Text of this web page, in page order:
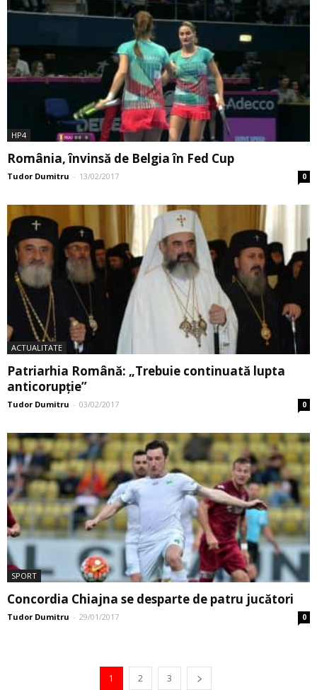
HP4
România, învinsă de Belgia în Fed Cup
Tudor Dumitru - 13/02/2017 0
ACTUALITATE
Patriarhia Română: „Trebuie continuată lupta
anticorupție”
Tudor Dumitru - 03/02/2017 0
SPORT
Concordia Chiajna se desparte de patru jucători
Tudor Dumitru - 29/01/2017 0
1 2 3